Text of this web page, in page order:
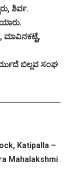
, ಶಿರ್ವ.
.
, ಮಾವಿನಕಟ್ಟೆ,
ಬಿಲ್ಲವ ಸಂಘ
Katipalla –
Mahalakshmi